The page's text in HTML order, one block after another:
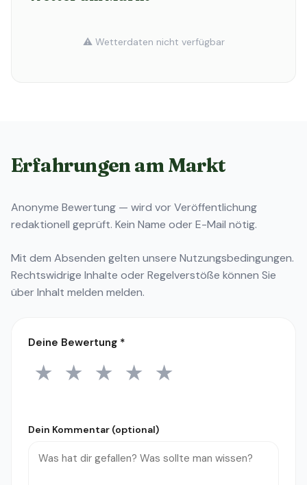
⚠️ Wetterdaten nicht verfügbar
Erfahrungen am Markt
Anonyme Bewertung — wird vor Veröffentlichung
redaktionell geprüft. Kein Name oder E-Mail nötig.
Mit dem Absenden gelten unsere Nutzungsbedingungen.
Rechtswidrige Inhalte oder Regelverstöße können Sie
überInhalt melden melden.
Deine Bewertung *
1 Stern
★ 2 Sterne
★ 3 Sterne
★ 4 Sterne
★ 5 Sterne
★
Dein Kommentar (optional)